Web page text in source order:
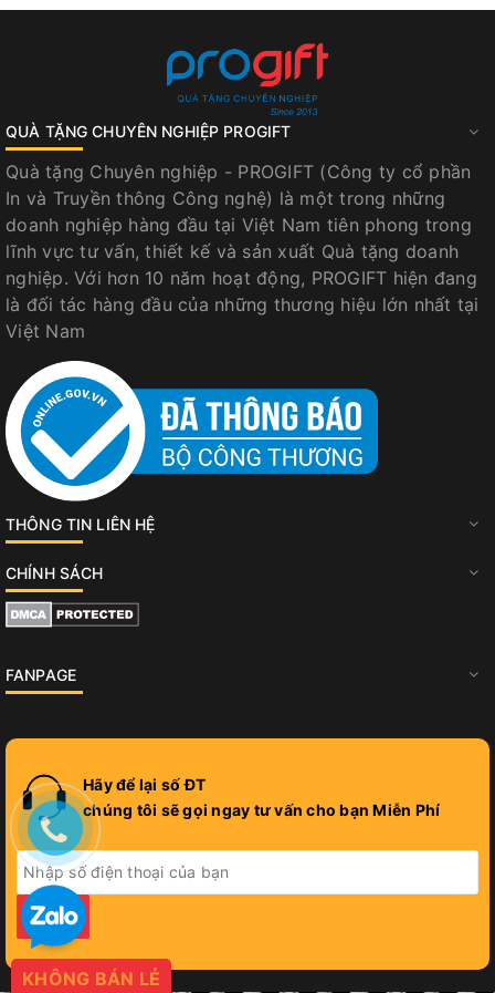
QUÀ TẶNG CHUYÊN NGHIỆP PROGIFT
Quà tặng Chuyên nghiệp - PROGIFT (Công ty cổ phần
In và Truyền thông Công nghệ) là một trong những
doanh nghiệp hàng đầu tại Việt Nam tiên phong trong
lĩnh vực tư vấn, thiết kế và sản xuất Quà tặng doanh
nghiệp. Với hơn 10 năm hoạt động, PROGIFT hiện đang
là đối tác hàng đầu của những thương hiệu lớn nhất tại
Việt Nam
THÔNG TIN LIÊN HỆ
CHÍNH SÁCH
FANPAGE
Hãy để lại số ĐT
chúng tôi sẽ gọi ngay tư vấn cho bạn Miễn Phí
GỬI
KHÔNG BÁN LẺ